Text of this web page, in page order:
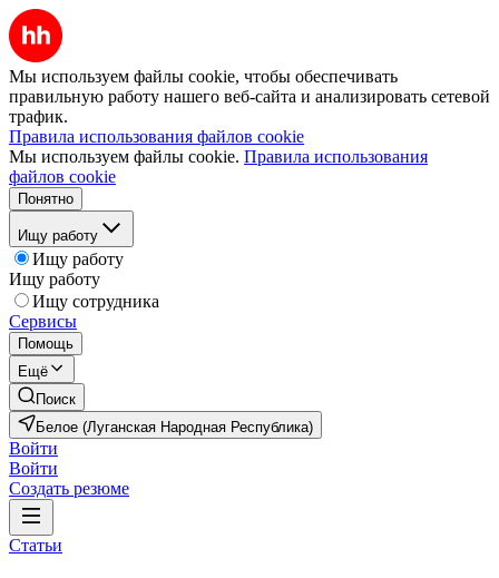
Мы используем файлы cookie, чтобы обеспечивать
правильную работу нашего веб-сайта и анализировать сетевой
трафик.
Правила использования файлов cookie
Мы используем файлы cookie. Правила использования
файлов cookie
Понятно
Ищу работу
Ищу работу
Ищу работу
Ищу сотрудника
Сервисы
Помощь
Ещё
Поиск
Белое (Луганская Народная Республика)
Войти
Войти
Создать резюме
Статьи